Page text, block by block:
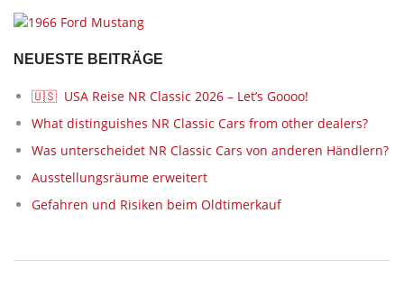
NEUESTE BEITRÄGE
🇺🇸 USA Reise NR Classic 2026 – Let’s Goooo!
What distinguishes NR Classic Cars from other dealers?
Was unterscheidet NR Classic Cars von anderen Händlern?
Ausstellungsräume erweitert
Gefahren und Risiken beim Oldtimerkauf